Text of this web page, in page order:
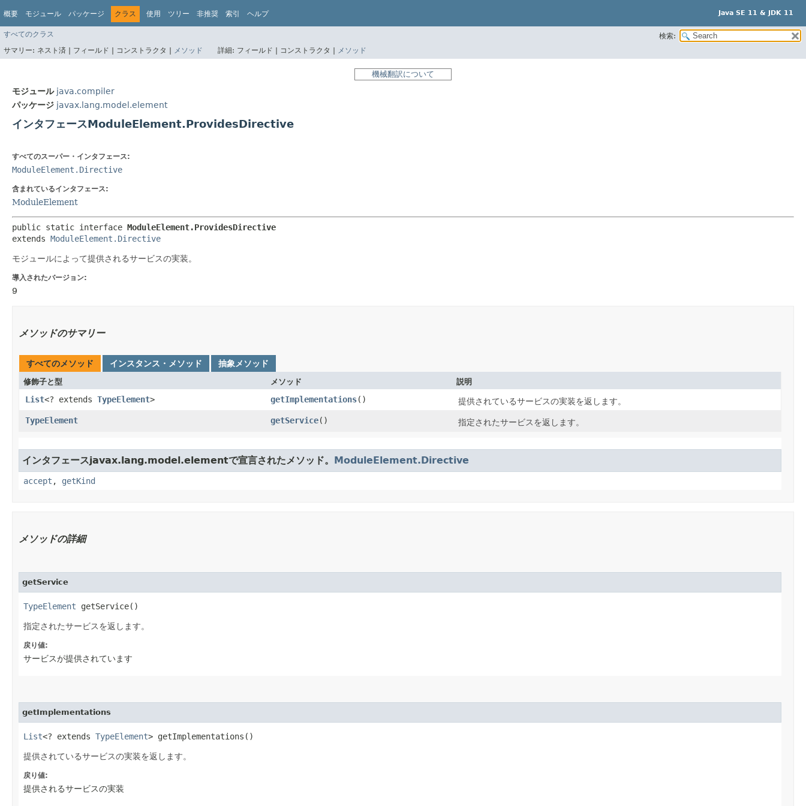
概要 モジュール パッケージ クラス 使用 ツリー 非推奨 索引 ヘルプ Java SE 11 & JDK 11
すべてのクラス
検索:
サマリー: ネスト済 | フィールド | コンストラクタ | メソッド 詳細: フィールド | コンストラクタ | メソッド
機械翻訳について
モジュール java.compiler
パッケージ javax.lang.model.element
インタフェースModuleElement.ProvidesDirective
すべてのスーパー・インタフェース:
ModuleElement.Directive
含まれているインタフェース:
ModuleElement
public static interface ModuleElement.ProvidesDirective
extends ModuleElement.Directive
モジュールによって提供されるサービスの実装。
導入されたバージョン:
9
メソッドのサマリー
すべてのメソッド インスタンス・メソッド 抽象メソッド
修飾子と型 メソッド 説明
List<? extends TypeElement> getImplementations()
提供されているサービスの実装を返します。
TypeElement
getService() 指定されたサービスを返します。
インタフェースjavax.lang.model.elementで宣言されたメソッド。 ModuleElement.Directive
accept , getKind
メソッドの詳細
getService
TypeElement getService()
指定されたサービスを返します。
戻り値:
サービスが提供されています
getImplementations
List<? extends TypeElement> getImplementations()
提供されているサービスの実装を返します。
戻り値:
提供されるサービスの実装